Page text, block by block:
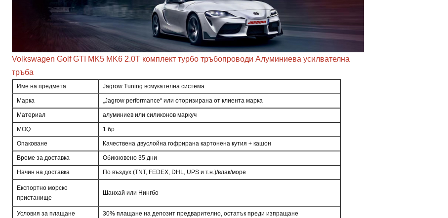
Volkswagen Golf GTI MK5 MK6 2.0T комплект турбо тръбопроводи Алуминиева усилвателна
тръба
Име на предмета Jagrow Tuning всмукателна система
Марка „Jagrow performance“ или оторизирана от клиента марка
Материал алуминиев или силиконов маркуч
MOQ 1 бр
Опаковане Качествена двуслойна гофрирана картонена кутия + кашон
Време за доставка Обикновено 35 дни
Начин на доставка По въздух (TNT, FEDEX, DHL, UPS и т.н.)/влак/море
Експортно морско
пристанище
Шанхай или Нингбо
Условия за плащане 30% плащане на депозит предварително, остатък преди изпращане